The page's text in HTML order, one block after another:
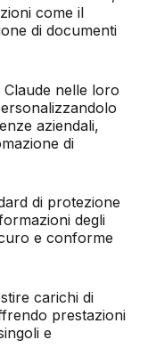
come il
di documenti
nelle loro
aziendali,
di
di protezione
degli
e conforme
carichi di
prestazioni
e